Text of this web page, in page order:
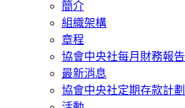
簡介
組織架構
章程
協會中央社每月財務報告
最新消息
協會中央社定期存款計劃